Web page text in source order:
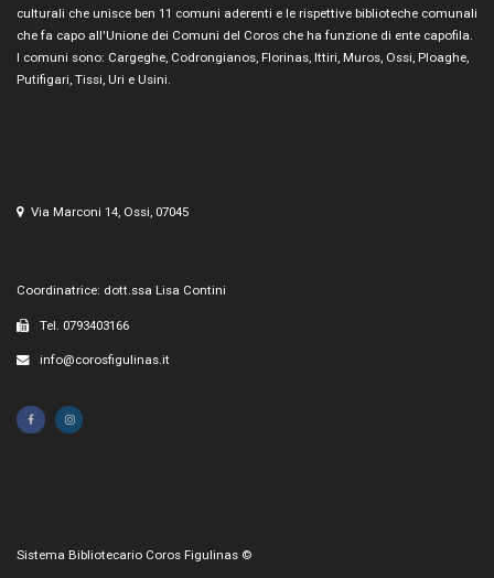
culturali che unisce ben 11 comuni aderenti e le rispettive biblioteche comunali
che fa capo all'Unione dei Comuni del Coros che ha funzione di ente capofila.
I comuni sono: Cargeghe, Codrongianos, Florinas, Ittiri, Muros, Ossi, Ploaghe,
Putifigari, Tissi, Uri e Usini.
Via Marconi 14, Ossi, 07045
Coordinatrice: dott.ssa Lisa Contini
Tel. 0793403166
info@corosfigulinas.it
Sistema Bibliotecario Coros Figulinas ©